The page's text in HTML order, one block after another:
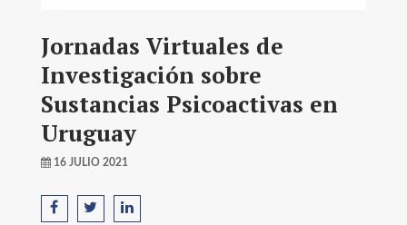
Jornadas Virtuales de
Investigación sobre
Sustancias Psicoactivas en
Uruguay
16 JULIO 2021